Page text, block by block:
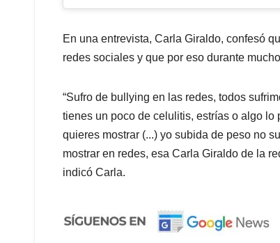
En una entrevista, Carla Giraldo, confesó
redes sociales y que por eso durante
“Sufro de bullying en las redes, todos
tienes un poco de celulitis, estrías o algo
quieres mostrar (...) yo subida de peso no
mostrar en redes, esa Carla Giraldo de la
indicó Carla.